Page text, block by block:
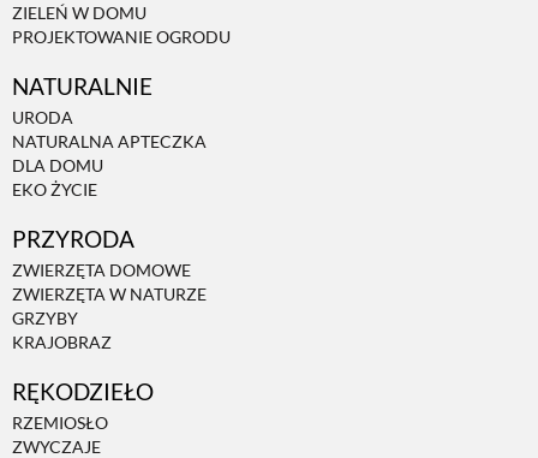
ZIELEŃ W DOMU
PROJEKTOWANIE OGRODU
NATURALNIE
URODA
NATURALNA APTECZKA
DLA DOMU
EKO ŻYCIE
PRZYRODA
ZWIERZĘTA DOMOWE
ZWIERZĘTA W NATURZE
GRZYBY
KRAJOBRAZ
RĘKODZIEŁO
RZEMIOSŁO
ZWYCZAJE